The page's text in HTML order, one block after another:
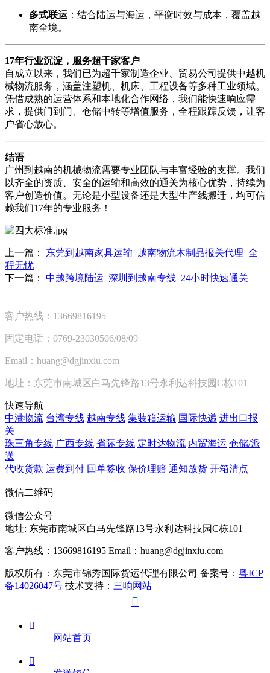
多式联运 ：结合陆运与海运，平衡时效与成本，覆盖越
南全境。
17年行业沉淀，服务超千家客户
自成立以来，我们已为超千家制造企业、贸易公司提供中越机
械物流服务，涵盖注塑机、机床、工程设备等多种工业领域。
凭借成熟的运营体系和本地化合作网络，我们能快速响应需
求，提供门到门、仓储中转等增值服务，全程跟踪反馈，让客
户省心放心。
结语
广州到越南的机械物流需要专业团队与丰富经验的支撑。我们
以齐全的资质、安全的运输和高效的通关为核心优势，持续为
客户创造价值。无论是小型设备还是大型生产线搬迁，均可信
赖我们17年的专业服务！
上一篇： 东莞到越南家具运输_越南物流木制品报关代理_全
程无忧
下一篇： 中越跨境陆运_深圳到越南专线_24小时快速通关
客户热线：13669816195
固定电话：0769-23030506/08/09
Email：huang@dgjinxiu.com
地址：东莞市南城区白马先锋路13号永利达科技园C栋101
快速导航
中港物流 台湾专线 越南专线 集装箱运输 国际快递 进出口报
关
珠三角专线 广西专线 省际专线 定时达物流 内贸海运 仓储/派
送
代收货款 运费到付 回单签收 保价理赔 通知放货 开箱清点
微信二维码
微信公众号
地址: 东莞市南城区白马先锋路13号永利达科技园C栋101
客户热线：13669816195 Email：huang@dgjinxiu.com
版权所有：东莞市锦秀国际货运代理有限公司 备案号： 粤ICP
备14026047号 技术支持： 三响网站


网站首页
